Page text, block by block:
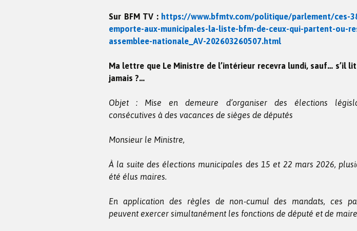
Sur BFM TV : https://www.bfmtv.com/politique/parlement/ces-
emporte-aux-municipales-la-liste-bfm-de-ceux-qui-partent-ou-
assemblee-nationale_AV-202603260507.html
Ma lettre que Le Ministre de l’intérieur recevra lundi, sauf… s’il
jamais ?…
Objet : Mise en demeure d’organiser des élections
consécutives à des vacances de sièges de députés
Monsieur le Ministre,
À la suite des élections municipales des 15 et 22 mars 2026,
été élus maires.
En application des règles de non-cumul des mandats, ces
peuvent exercer simultanément les fonctions de député et de